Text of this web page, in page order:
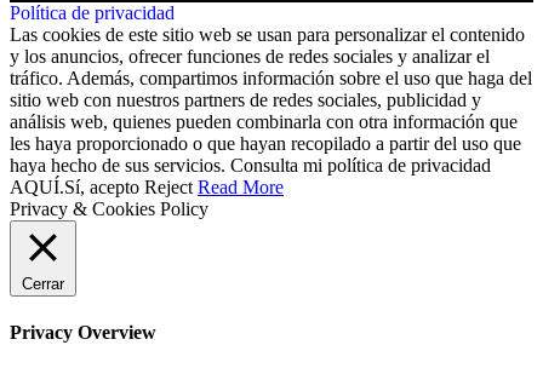
Política de privacidad
Las cookies de este sitio web se usan para personalizar el contenido
y los anuncios, ofrecer funciones de redes sociales y analizar el
tráfico. Además, compartimos información sobre el uso que haga del
sitio web con nuestros partners de redes sociales, publicidad y
análisis web, quienes pueden combinarla con otra información que
les haya proporcionado o que hayan recopilado a partir del uso que
haya hecho de sus servicios. Consulta mi política de privacidad
AQUÍ.Sí, acepto Reject Read More
Privacy & Cookies Policy
Cerrar
Privacy Overview